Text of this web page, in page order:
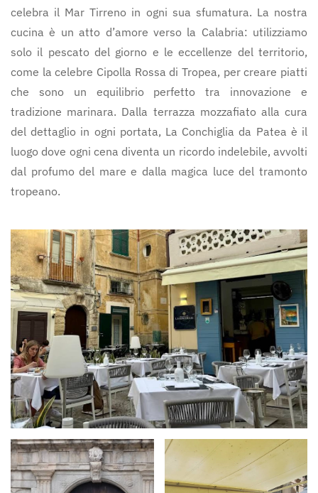
celebra il Mar Tirreno in ogni sua sfumatura. La nostra
cucina è un atto d’amore verso la Calabria: utilizziamo
solo il pescato del giorno e le eccellenze del territorio,
come la celebre Cipolla Rossa di Tropea, per creare piatti
che sono un equilibrio perfetto tra innovazione e
tradizione marinara. Dalla terrazza mozzafiato alla cura
del dettaglio in ogni portata, La Conchiglia da Patea è il
luogo dove ogni cena diventa un ricordo indelebile, avvolti
dal profumo del mare e dalla magica luce del tramonto
tropeano.